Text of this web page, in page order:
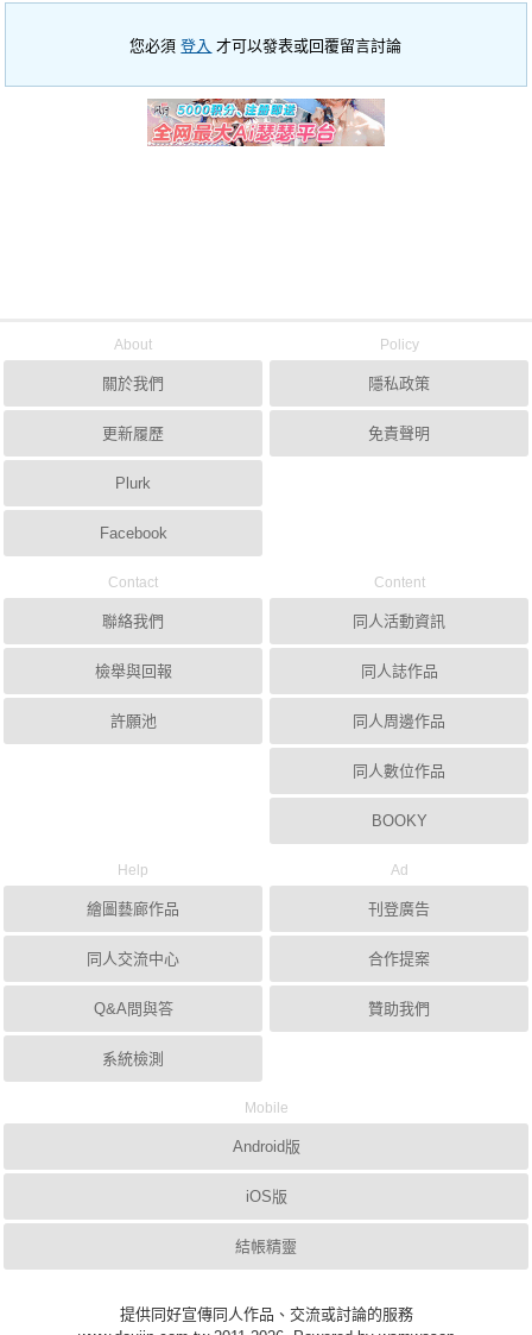
您必須登入 才可以發表或回覆留言討論
About
關於我們
更新履歷
Plurk
Facebook
Policy
隱私政策
免責聲明
Contact
聯絡我們
檢舉與回報
許願池
Content
同人活動資訊
同人誌作品
同人周邊作品
同人數位作品
BOOKY
Help
繪圖藝廊作品
同人交流中心
Q&A問與答
系統檢測
Ad
刊登廣告
合作提案
贊助我們
Mobile
Android版
iOS版
結帳精靈
提供同好宣傳同人作品、交流或討論的服務